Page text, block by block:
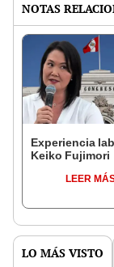
NOTAS
Experiencia
Keiko Fujimori
LEER
LO MÁS VISTO